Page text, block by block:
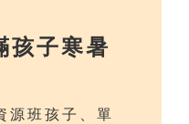
孩子寒暑
源班孩子、單